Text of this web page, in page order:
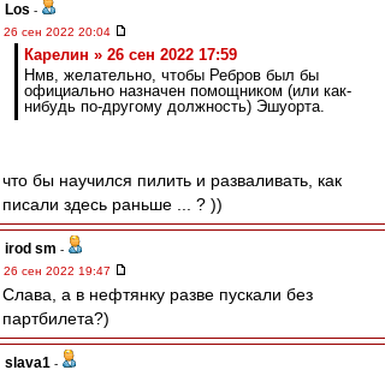
Los -
26 сен 2022 20:04
Карелин » 26 сен 2022 17:59
Нмв, желательно, чтобы Ребров был бы
официально назначен помощником (или как-
нибудь по-другому должность) Эшуорта.
что бы научился пилить и разваливать, как
писали здесь раньше ... ? ))
irod sm -
26 сен 2022 19:47
Слава, а в нефтянку разве пускали без
партбилета?)
slava1 -